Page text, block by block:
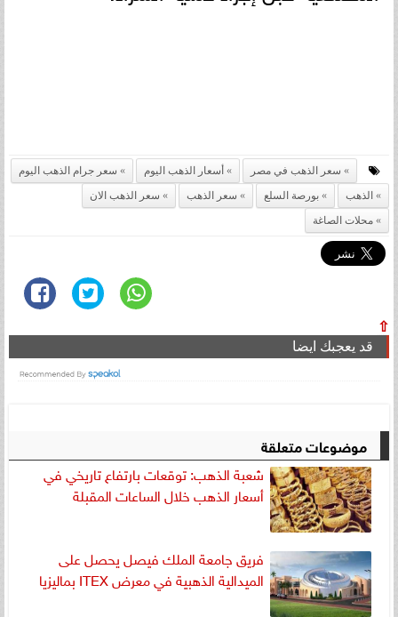
سعر الذهب في مصر أسعار الذهب اليوم
سعر جرام الذهب اليوم
الذهب
بورصة السلع سعر الذهب
سعر الذهب الان
محلات الصاغة
⇧
قد يعجبك ايضا
موضوعات متعلقة
شعبة الذهب: توقعات بارتفاع تاريخي في
أسعار الذهب خلال الساعات المقبلة
فريق جامعة الملك فيصل يحصل على
الميدالية الذهبية في معرض ITEX بماليزيا